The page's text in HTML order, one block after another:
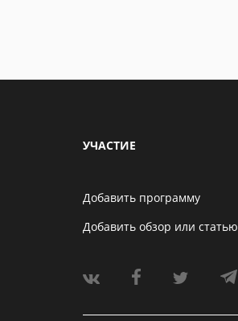
УЧАСТИЕ
Добавить программу
Добавить обзор или статью